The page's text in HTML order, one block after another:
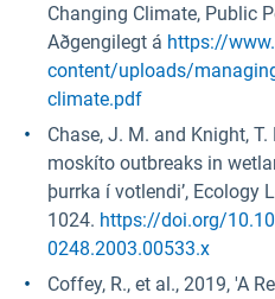
Changing Climate, Public
Aðgengilegt á https://
content/uploads/
climate.pdf
Chase, J. M. and Knight,
moskíto outbreaks in
þurrka í votlendi’, Ecology
1024. https://doi.org/
0248.2003.00533.x
Coffey, R., et al., 2019, 'A